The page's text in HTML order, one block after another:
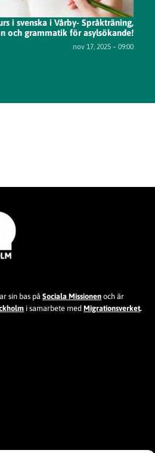
i svenska i Vårby- Språkträning,
och grammatik för asylsökande!
nov 17, 2025 – 09:00
sin bas påSociala Missionen och är
i samarbete medMigrationsverket.